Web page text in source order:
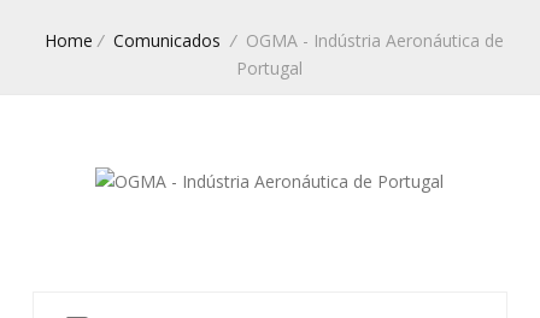
Home / Comunicados /OGMA - Indústria Aeronáutica de
Portugal